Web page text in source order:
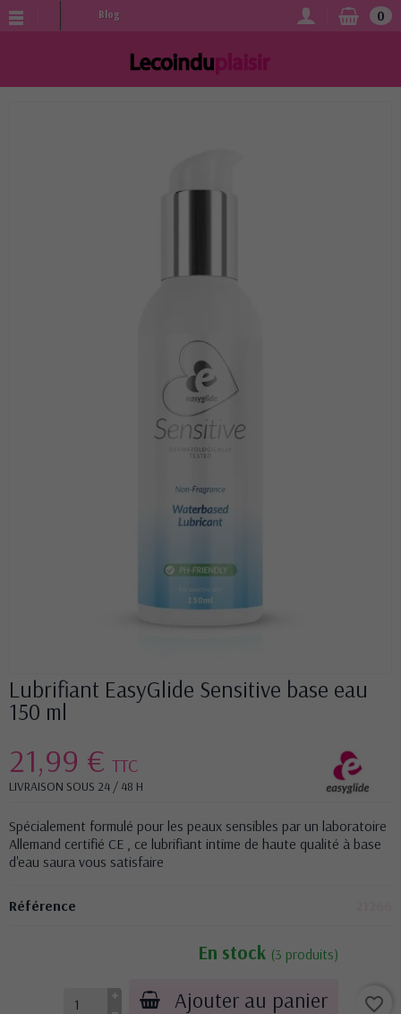
Blog 0
Lubrifiant EasyGlide Sensitive base eau
150 ml
21,99 € TTC
LIVRAISON SOUS 24 / 48 H
Spécialement formulé pour les peaux sensibles par un laboratoire
Allemand certifié CE , ce lubrifiant intime de haute qualité à base
d'eau saura vous satisfaire
Référence
En stock (3 produits)
Ajouter au panier favorite_border